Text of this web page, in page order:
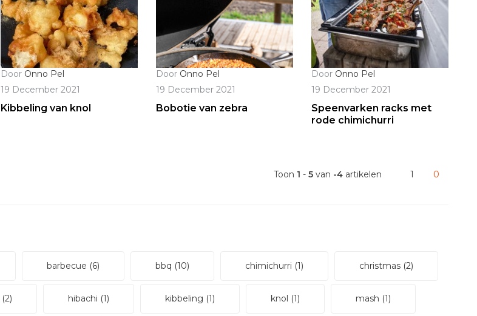
Door Onno Pel
19 December 2021
Kibbeling van knol
Door Onno Pel
19 December 2021
Bobotie van zebra
Door Onno Pel
19 December 2021
Speenvarken racks met
rode chimichurri
Toon 1 - 5 van -4 artikelen 1 0
barbecue (6) bbq (10) chimichurri (1) christmas (2)
(2) hibachi (1) kibbeling (1) knol (1) mash (1)